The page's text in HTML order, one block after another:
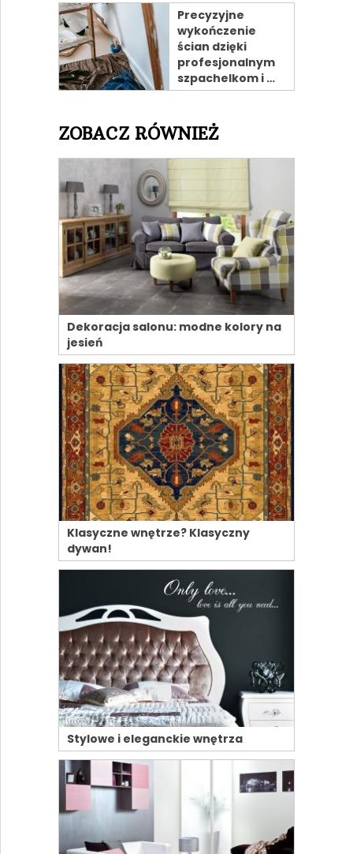
Precyzyjne
wykończenie
ścian dzięki
profesjonalnym
szpachelkom i …
ZOBACZ RÓWNIEŻ
Dekoracja salonu: modne kolory na
jesień
Klasyczne wnętrze? Klasyczny
dywan!
Stylowe i eleganckie wnętrza